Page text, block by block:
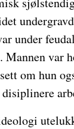
under
var
om hun